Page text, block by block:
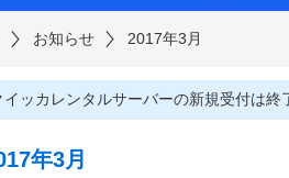
お知らせ 2017年3月
イッカレンタルサーバーの新規受付は
年3月